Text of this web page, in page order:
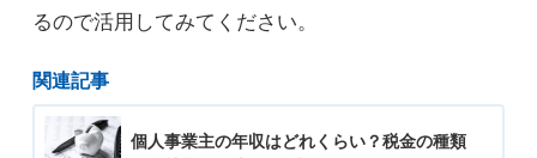
るので活用してみてください。
関連記事
個人事業主の年収はどれくらい？税金の種類